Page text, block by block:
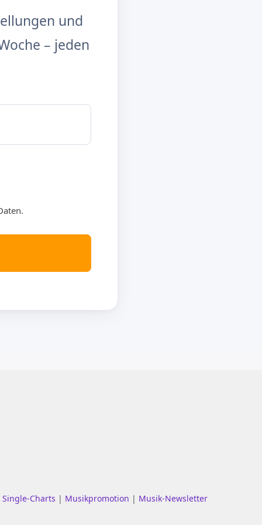
und
– jeden
Single-Charts | Musikpromotion | Musik-Newsletter